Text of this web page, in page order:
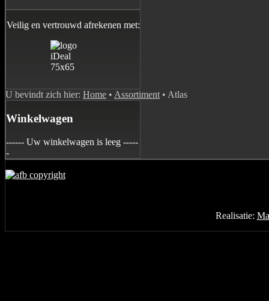
Veilig en vertrouwd afrekenen met:
U bevindt zich hier: Home • Assortiment• Atlas
Winkelwagen
------ Uw winkelwagen is leeg -----
-
Realisatie: